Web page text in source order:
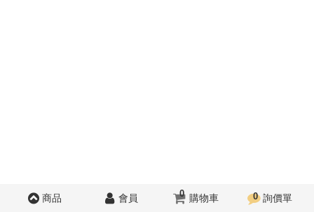
商品 會員 0 購物車 0 詢價單